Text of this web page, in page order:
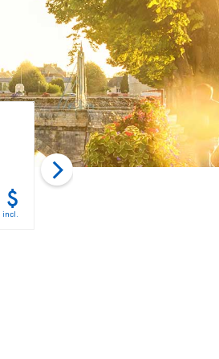
$
Nantes (FR)
de Montréal (CA)
de25 oct.au02 nov.